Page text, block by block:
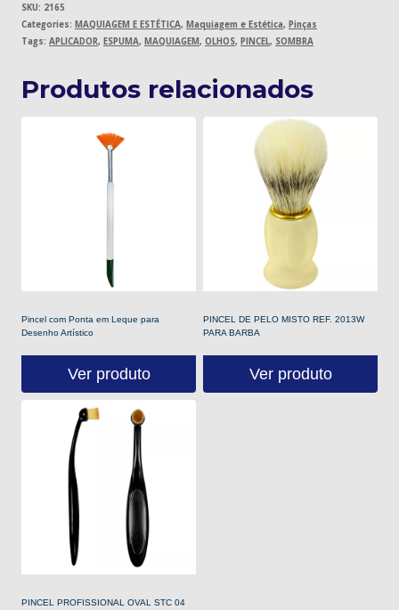
SKU: 2165
Categories: MAQUIAGEM E ESTÉTICA, Maquiagem e Estética, Pinças
Tags: APLICADOR, ESPUMA, MAQUIAGEM, OLHOS, PINCEL, SOMBRA
Produtos relacionados
Pincel com Ponta em Leque para
Desenho Artístico
Ver produto
PINCEL DE PELO MISTO REF. 2013W
PARA BARBA
Ver produto
PINCEL PROFISSIONAL OVAL STC 04